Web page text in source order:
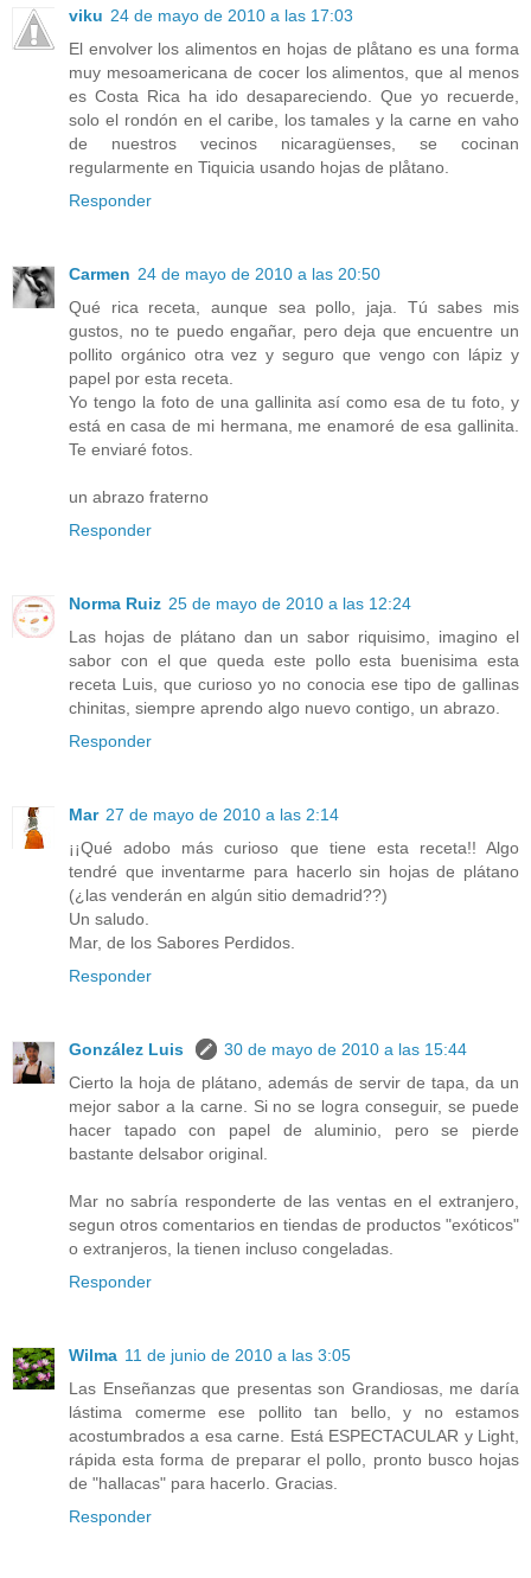
viku 24 de mayo de 2010 a las 17:03
El envolver los alimentos en hojas de plåtano es una forma
muy mesoamericana de cocer los alimentos, que al menos
es Costa Rica ha ido desapareciendo. Que yo recuerde,
solo el rondón en el caribe, los tamales y la carne en vaho
de nuestros vecinos nicaragüenses, se cocinan
regularmente en Tiquicia usando hojas de plåtano.
Responder
Carmen 24 de mayo de 2010 a las 20:50
Qué rica receta, aunque sea pollo, jaja. Tú sabes mis
gustos, no te puedo engañar, pero deja que encuentre un
pollito orgánico otra vez y seguro que vengo con lápiz y
papel por esta receta.
Yo tengo la foto de una gallinita así como esa de tu foto, y
está en casa de mi hermana, me enamoré de esa gallinita.
Te enviaré fotos.
un abrazo fraterno
Responder
Norma Ruiz 25 de mayo de 2010 a las 12:24
Las hojas de plátano dan un sabor riquisimo, imagino el
sabor con el que queda este pollo esta buenisima esta
receta Luis, que curioso yo no conocia ese tipo de gallinas
chinitas, siempre aprendo algo nuevo contigo, un abrazo.
Responder
Mar 27 de mayo de 2010 a las 2:14
¡¡Qué adobo más curioso que tiene esta receta!! Algo
tendré que inventarme para hacerlo sin hojas de plátano
(¿las venderán en algún sitio demadrid??)
Un saludo.
Mar, de los Sabores Perdidos.
Responder
González Luis
30 de mayo de 2010 a las 15:44
Cierto la hoja de plátano, además de servir de tapa, da un
mejor sabor a la carne. Si no se logra conseguir, se puede
hacer tapado con papel de aluminio, pero se pierde
bastante delsabor original.
Mar no sabría responderte de las ventas en el extranjero,
segun otros comentarios en tiendas de productos "exóticos"
o extranjeros, la tienen incluso congeladas.
Responder
Wilma 11 de junio de 2010 a las 3:05
Las Enseñanzas que presentas son Grandiosas, me daría
lástima comerme ese pollito tan bello, y no estamos
acostumbrados a esa carne. Está ESPECTACULAR y Light,
rápida esta forma de preparar el pollo, pronto busco hojas
de "hallacas" para hacerlo. Gracias.
Responder